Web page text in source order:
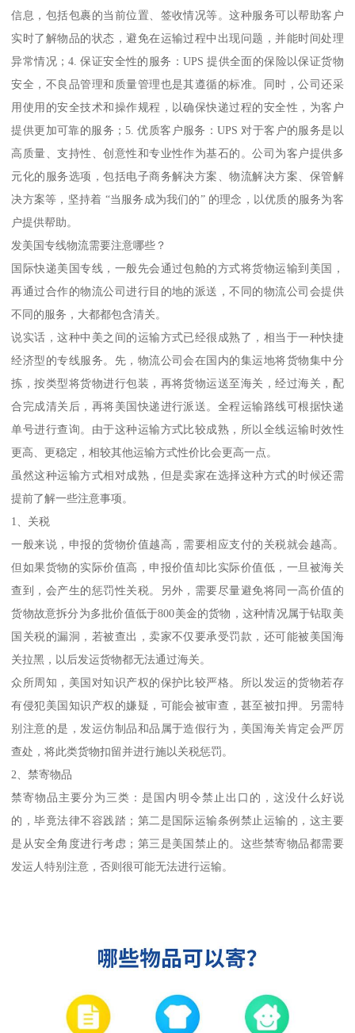
信息，包括包裹的当前位置、签收情况等。这种服务可以帮助客户
实时了解物品的状态，避免在运输过程中出现问题，并能时间处理
异常情况；4. 保证安全性的服务：UPS 提供全面的保险以保证货物
安全，不良品管理和质量管理也是其遵循的标准。同时，公司还采
用使用的安全技术和操作规程，以确保快递过程的安全性，为客户
提供更加可靠的服务；5. 优质客户服务：UPS 对于客户的服务是以
高质量、支持性、创意性和专业性作为基石的。公司为客户提供多
元化的服务选项，包括电子商务解决方案、物流解决方案、保管解
决方案等，坚持着 “当服务成为我们的” 的理念，以优质的服务为客
户提供帮助。
发美国专线物流需要注意哪些？
国际快递美国专线，一般先会通过包舱的方式将货物运输到美国，
再通过合作的物流公司进行目的地的派送，不同的物流公司会提供
不同的服务，大都都包含清关。
说实话，这种中美之间的运输方式已经很成熟了，相当于一种快捷
经济型的专线服务。先，物流公司会在国内的集运地将货物集中分
拣，按类型将货物进行包装，再将货物运送至海关，经过海关，配
合完成清关后，再将美国快递进行派送。全程运输路线可根据快递
单号进行查询。由于这种运输方式比较成熟，所以全线运输时效性
更高、更稳定，相较其他运输方式性价比会更高一点。
虽然这种运输方式相对成熟，但是卖家在选择这种方式的时候还需
提前了解一些注意事项。
1、关税
一般来说，申报的货物价值越高，需要相应支付的关税就会越高。
但如果货物的实际价值高，申报价值却比实际价值低，一旦被海关
查到，会产生的惩罚性关税。另外，需要尽量避免将同一高价值的
货物故意拆分为多批价值低于800美金的货物，这种情况属于钻取美
国关税的漏洞，若被查出，卖家不仅要承受罚款，还可能被美国海
关拉黑，以后发运货物都无法通过海关。
众所周知，美国对知识产权的保护比较严格。所以发运的货物若存
有侵犯美国知识产权的嫌疑，可能会被审查，甚至被扣押。另需特
别注意的是，发运仿制品和品属于造假行为，美国海关肯定会严厉
查处，将此类货物扣留并进行施以关税惩罚。
2、禁寄物品
禁寄物品主要分为三类：是国内明令禁止出口的，这没什么好说
的，毕竟法律不容践踏；第二是国际运输条例禁止运输的，这主要
是从安全角度进行考虑；第三是美国禁止的。这些禁寄物品都需要
发运人特别注意，否则很可能无法进行运输。